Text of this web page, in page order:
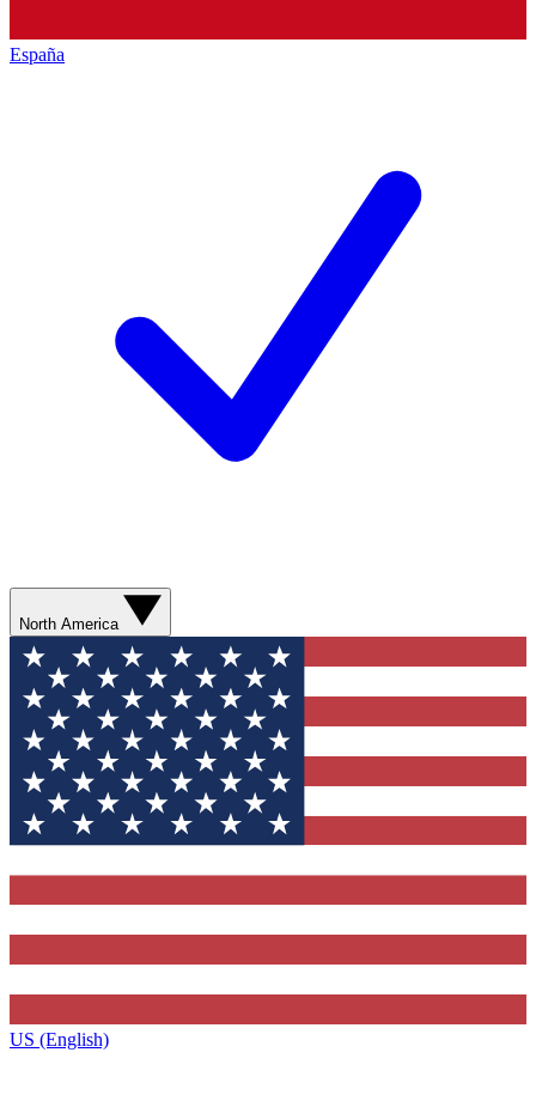
España
North America
US (English)